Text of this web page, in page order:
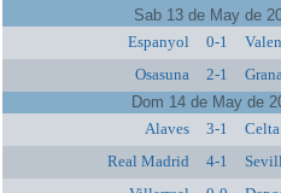
Sab 13 de May de
Espanyol
0-1
Osasuna
2-1
Dom 14 de May de
Alaves
3-1 Celta
Real Madrid
4-1